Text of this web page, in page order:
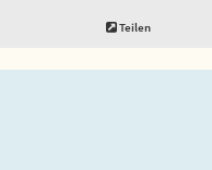
Teilen